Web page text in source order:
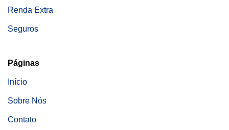
Renda Extra
Seguros
Páginas
Início
Sobre Nós
Contato